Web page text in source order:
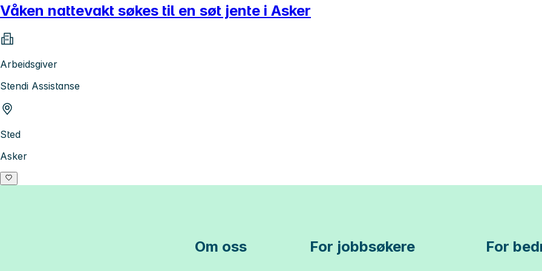
Våken nattevakt søkes til en søt jente i Asker
Arbeidsgiver
Stendi Assistanse
Sted
Asker
Om oss For jobbsøkere For